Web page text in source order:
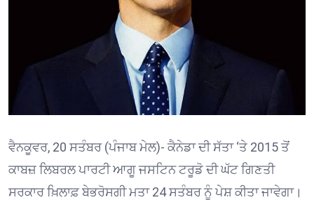
ਵੈਨਕੂਵਰ, 20 ਸਤੰਬਰ (ਪੰਜਾਬ ਮੇਲ)- ਕੈਨੇਡਾ ਦੀ ਸੱਤਾ ‘ਤੇ 2015 ਤੋਂ
ਕਾਬਜ਼ ਲਿਬਰਲ ਪਾਰਟੀ ਆਗੂ ਜਸਟਿਨ ਟਰੂਡੋ ਦੀ ਘੱਟ ਗਿਣਤੀ
ਸਰਕਾਰ ਖ਼ਿਲਾਫ਼ ਬੇਭਰੋਸਗੀ ਮਤਾ 24 ਸਤੰਬਰ ਨੂੰ ਪੇਸ਼ ਕੀਤਾ ਜਾਵੇਗਾ।